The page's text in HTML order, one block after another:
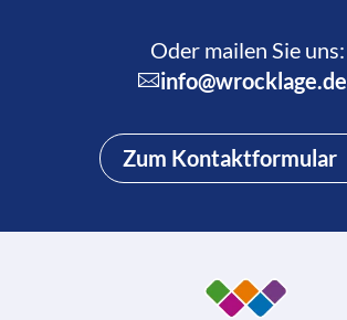
Oder mailen Sie uns:
info@wrocklage.de
Zum Kontaktformular